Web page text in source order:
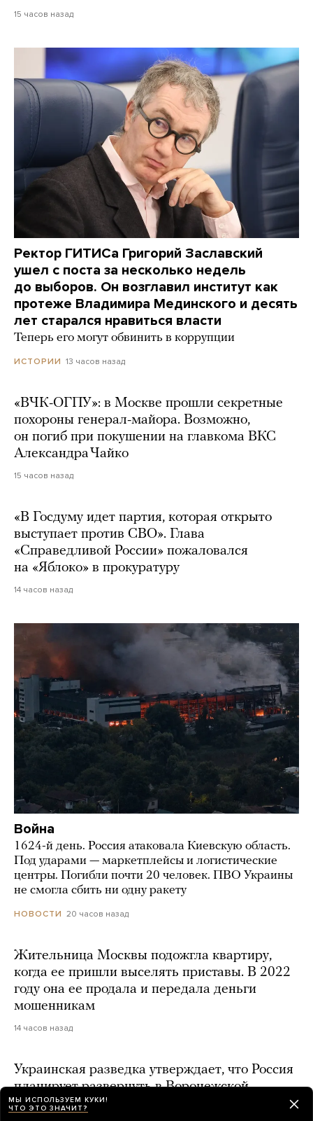
15 часов назад
Ректор ГИТИСа Григорий Заславский
ушел с поста за несколько недель
до выборов. Он возглавил институт как
протеже Владимира Мединского и десять
лет старался нравиться власти
Теперь его могут обвинить в коррупции
ИСТОРИИ 13 часов назад
«ВЧК-ОГПУ»: в Москве прошли секретные
похороны генерал-майора. Возможно,
он погиб при покушении на главкома ВКС
Александра Чайко
15 часов назад
«В Госдуму идет партия, которая открыто
выступает против СВО». Глава
«Справедливой России» пожаловался
на «Яблоко» в прокуратуру
14 часов назад
Война
1624-й день. Россия атаковала Киевскую область.
Под ударами — маркетплейсы и логистические
центры. Погибли почти 20 человек. ПВО Украины
не смогла сбить ни одну ракету
НОВОСТИ 20 часов назад
Жительница Москвы подожгла квартиру,
когда ее пришли выселять приставы. В 2022
году она ее продала и передала деньги
мошенникам
14 часов назад
Украинская разведка утверждает, что Россия
планирует развернуть в Воронежской
области ракетное подразделение КНДР
МЫ ИСПОЛЬЗУЕМ КУКИ!
ЧТО ЭТО ЗНАЧИТ?